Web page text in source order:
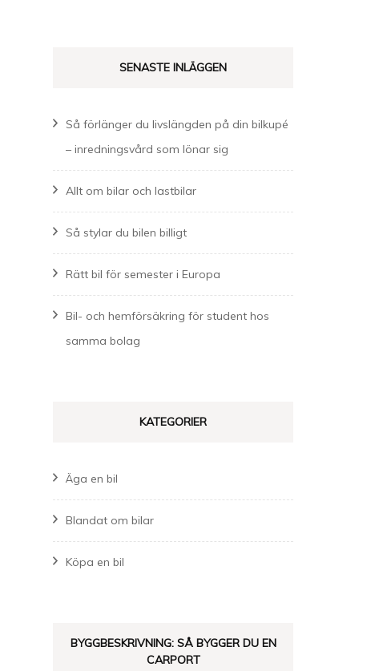
SENASTE INLÄGGEN
Så förlänger du livslängden på din bilkupé
– inredningsvård som lönar sig
Allt om bilar och lastbilar
Så stylar du bilen billigt
Rätt bil för semester i Europa
Bil- och hemförsäkring för student hos
samma bolag
KATEGORIER
Äga en bil
Blandat om bilar
Köpa en bil
BYGGBESKRIVNING: SÅ BYGGER DU EN
CARPORT